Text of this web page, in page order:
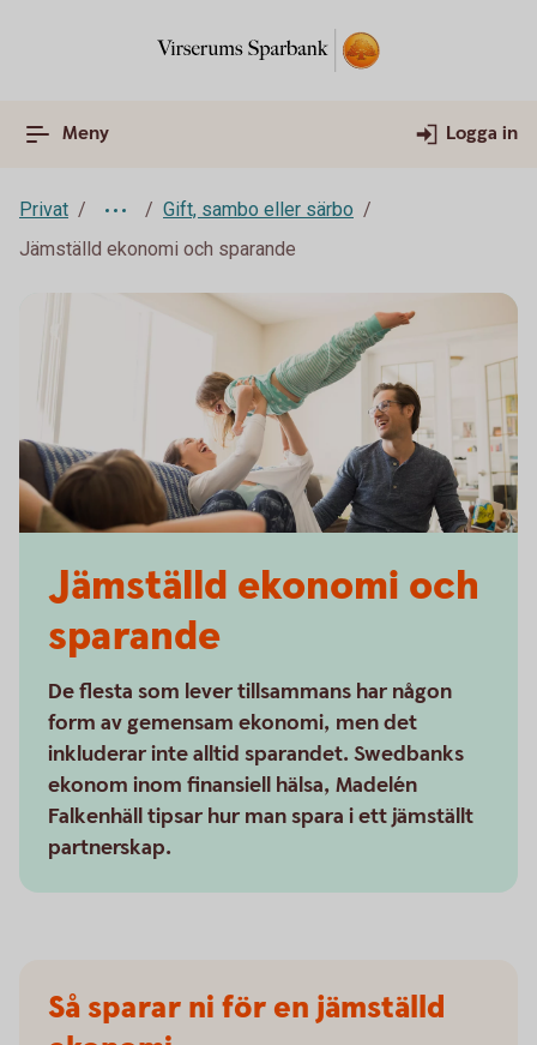
Meny Logga in
Privat
Gift, sambo eller särbo
Jämställd ekonomi och sparande
Jämställd ekonomi och
sparande
De flesta som lever tillsammans har någon
form av gemensam ekonomi, men det
inkluderar inte alltid sparandet. Swedbanks
ekonom inom finansiell hälsa, Madelén
Falkenhäll tipsar hur man spara i ett jämställt
partnerskap.
Så sparar ni för en jämställd